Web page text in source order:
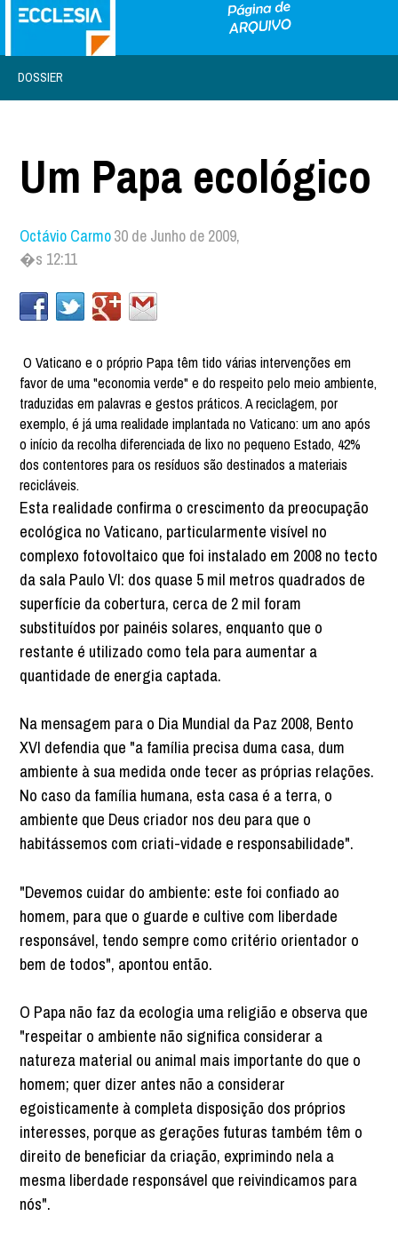
DOSSIER
Um Papa ecológico
Octávio Carmo30 de Junho de 2009,
�s 12:11
O Vaticano e o próprio Papa têm tido várias intervenções em
favor de uma "economia verde" e do respeito pelo meio ambiente,
traduzidas em palavras e gestos práticos. A reciclagem, por
exemplo, é já uma realidade implantada no Vaticano: um ano após
o início da recolha diferenciada de lixo no pequeno Estado, 42%
dos contentores para os resíduos são destinados a materiais
recicláveis.
Esta realidade confirma o crescimento da preocupação
ecológica no Vaticano, particularmente visível no
complexo fotovoltaico que foi instalado em 2008 no tecto
da sala Paulo VI: dos quase 5 mil metros quadrados de
superfície da cobertura, cerca de 2 mil foram
substituídos por painéis solares, enquanto que o
restante é utilizado como tela para aumentar a
quantidade de energia captada.
Na mensagem para o Dia Mundial da Paz 2008, Bento
XVI defendia que "a família precisa duma casa, dum
ambiente à sua medida onde tecer as próprias relações.
No caso da família humana, esta casa é a terra, o
ambiente que Deus criador nos deu para que o
habitássemos com criati-vidade e responsabilidade".
"Devemos cuidar do ambiente: este foi confiado ao
homem, para que o guarde e cultive com liberdade
responsável, tendo sempre como critério orientador o
bem de todos", apontou então.
O Papa não faz da ecologia uma religião e observa que
"respeitar o ambiente não significa considerar a
natureza material ou animal mais importante do que o
homem; quer dizer antes não a considerar
egoisticamente à completa disposição dos próprios
interesses, porque as gerações futuras também têm o
direito de beneficiar da criação, exprimindo nela a
mesma liberdade responsável que reivindicamos para
nós".